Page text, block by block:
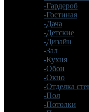
-Гардероб
-Гостиная
-Дача
-Детские
-Дизайн
-Зал
-Кухня
-Обои
-Окно
-Отделка
-Пол
-Потолки